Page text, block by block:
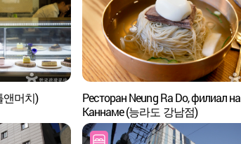
앤머치)
Ресторан Neung Ra Do, филиал на
Каннаме (능라도 강남점)